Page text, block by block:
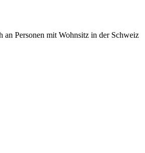
an Personen mit Wohnsitz in der Schweiz